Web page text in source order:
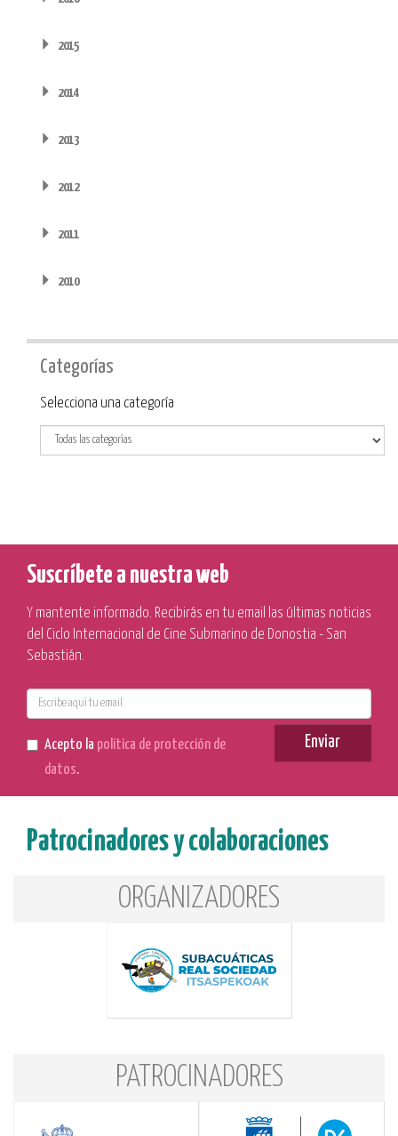
2015
2014
2013
2012
2011
2010
Categorías
Categoría
Selecciona una categoría
Suscríbete a nuestra web
Y mantente informado. Recibirás en tu email las últimas noticias
del Ciclo Internacional de Cine Submarino de Donostia - San
Sebastián.
Acepto la política de protección de
datos.
Enviar
Patrocinadores y colaboraciones
ORGANIZADORES
PATROCINADORES